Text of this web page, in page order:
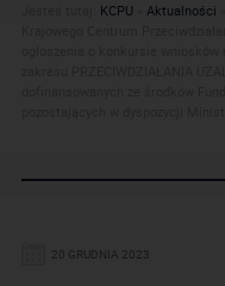
KCPU Aktualności
20 GRUDNIA 2023